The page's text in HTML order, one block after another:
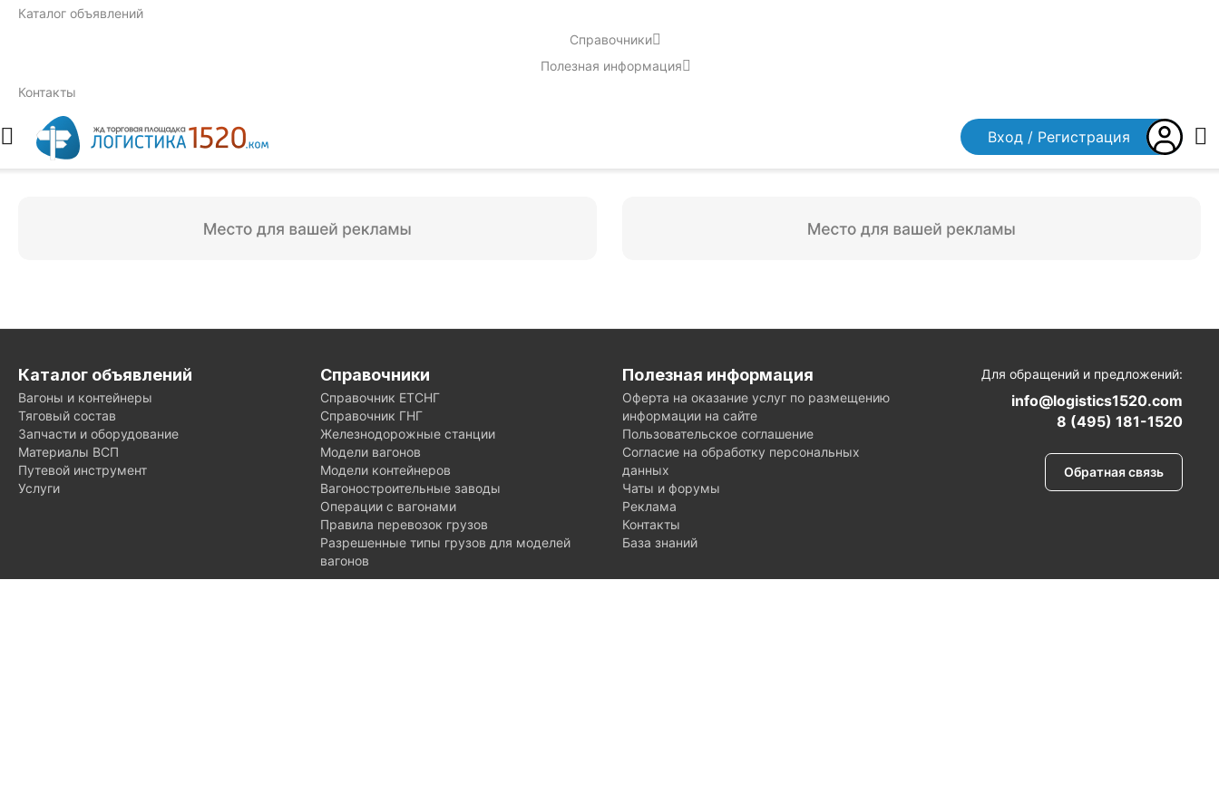
Каталог объявлений
Справочники
Полезная информация
Контакты
Вход / Регистрация
Каталог объявлений
Вагоны и контейнеры
Тяговый состав
Запчасти и оборудование
Материалы ВСП
Путевой инструмент
Услуги
Справочники
Справочник ЕТСНГ
Справочник ГНГ
Железнодорожные станции
Модели вагонов
Модели контейнеров
Вагоностроительные заводы
Операции с вагонами
Правила перевозок грузов
Разрешенные типы грузов для моделей
вагонов
Полезная информация
Оферта на оказание услуг по размещению
информации на сайте
Пользовательское соглашение
Согласие на обработку персональных
данных
Чаты и форумы
Реклама
Контакты
База знаний
Для обращений и предложений:
info@logistics1520.com
8 (495) 181-1520
Обратная связь